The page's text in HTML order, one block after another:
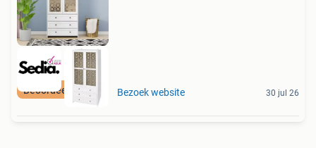
Beoordeeld met 9+ Bezoek website 30 jul 26